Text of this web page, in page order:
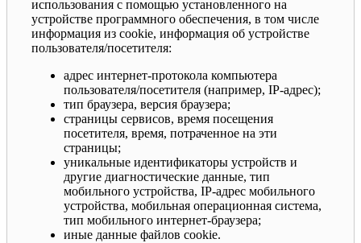
использования с помощью установленного на
устройстве программного обеспечения, в том числе
информация из cookie, информация об устройстве
пользователя/посетителя:
адрес интернет-протокола компьютера
пользователя/посетителя (например, IP-адрес);
тип браузера, версия браузера;
страницы сервисов, время посещения
посетителя, время, потраченное на эти
страницы;
уникальные идентификаторы устройств и
другие диагностические данные, тип
мобильного устройства, IP-адрес мобильного
устройства, мобильная операционная система,
тип мобильного интернет-браузера;
иные данные файлов cookie.